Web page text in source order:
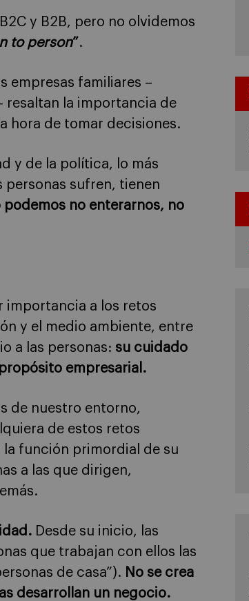
y B2B, pero no olvidemos
to person”.
empresas familiares –
resaltan la importancia de
hora de tomar decisiones.
y de la política, lo más
personas sufren, tienen
podemos no enterarnos, no
importancia a los retos
y el medio ambiente, entre
a las personas: su cuidado
empresarial.
de nuestro entorno,
de estos retos
la función primordial de su
a las que dirigen,
Desde su inicio, las
que trabajan con ellos las
de casa”). No se crea
desarrollan un negocio.